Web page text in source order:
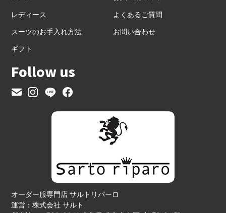
レディース
スーツのお手入れ方法
ギフト
よくあるご質問
お問い合わせ
Follow us
オーダー服専門店 サルトリパーロ
運営：株式会社 サルト